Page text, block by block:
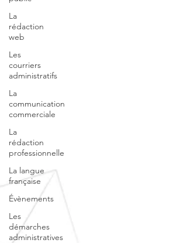
La
rédaction
web
Les
courriers
administratifs
La
communication
commerciale
La
rédaction
professionnelle
La langue
française
Évènements
Les
démarches
administratives